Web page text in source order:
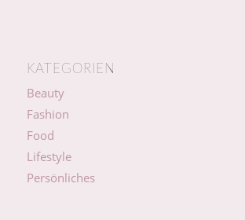
KATEGORIEN
Beauty
Fashion
Food
Lifestyle
Persönliches